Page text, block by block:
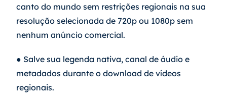
canto do mundo sem restrições regionais na sua
resolução selecionada de 720p ou 1080p sem
nenhum anúncio comercial.
● Salve sua legenda nativa, canal de áudio e
metadados durante o download de vídeos
regionais.